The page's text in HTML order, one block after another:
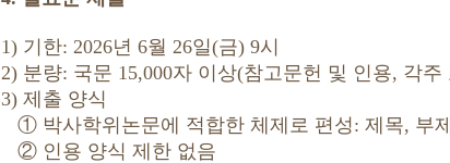
1) 기한: 2026년 6월 26일(금) 9시
2) 분량: 국문 15,000자 이상(참고문헌 및 인용, 각
3) 제출 양식
① 박사학위논문에 적합한 체제로 편성: 제목, 부
② 인용 양식 제한 없음